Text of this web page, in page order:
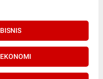
BISNIS
EKONOMI